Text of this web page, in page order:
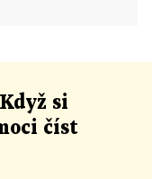
si
číst